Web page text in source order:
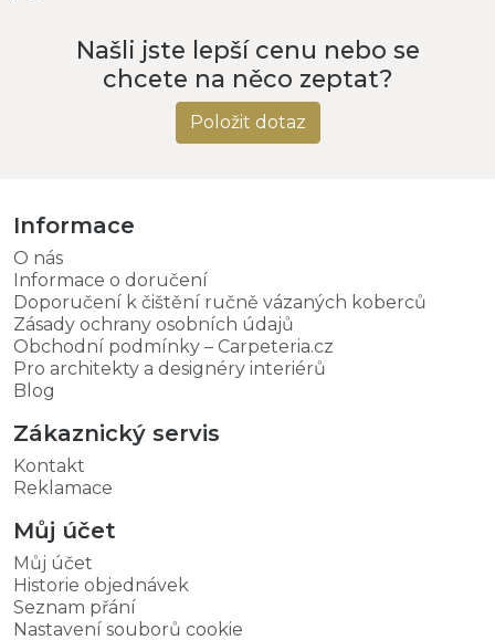
Našli jste lepší cenu nebo se
chcete na něco zeptat?
Položit dotaz
Informace
O nás
Informace o doručení
Doporučení k čištění ručně vázaných koberců
Zásady ochrany osobních údajů
Obchodní podmínky – Carpeteria.cz
Pro architekty a designéry interiérů
Blog
Zákaznický servis
Kontakt
Reklamace
Můj účet
Můj účet
Historie objednávek
Seznam přání
Nastavení souborů cookie